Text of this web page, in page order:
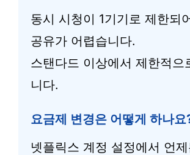
동시 시청이 1기기로 제한되
공유가 어렵습니다.
스탠다드 이상에서 제한적으
니다.
요금제 변경은 어떻게 하나요
넷플릭스 계정 설정에서 언